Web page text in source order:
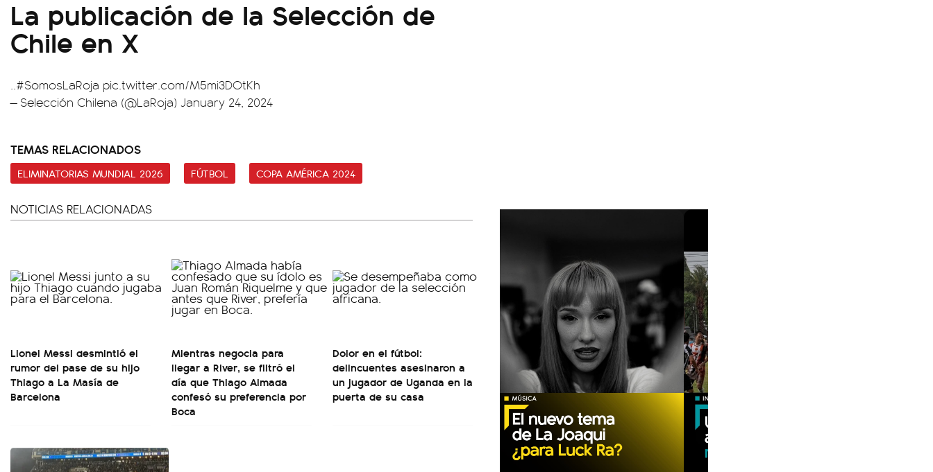
La publicación de la Selección de
Chile en X
..#SomosLaRoja pic.twitter.com/M5mi3DOtKh
— Selección Chilena (@LaRoja) January 24, 2024
TEMAS RELACIONADOS
ELIMINATORIAS MUNDIAL 2026 FÚTBOL COPA AMÉRICA 2024
NOTICIAS RELACIONADAS
Lionel Messi desmintió el
rumor del pase de su hijo
Thiago a La Masía de
Barcelona
Mientras negocia para
llegar a River, se filtró el
día que Thiago Almada
confesó su preferencia por
Boca
Dolor en el fútbol:
delincuentes asesinaron a
un jugador de Uganda en la
puerta de su casa